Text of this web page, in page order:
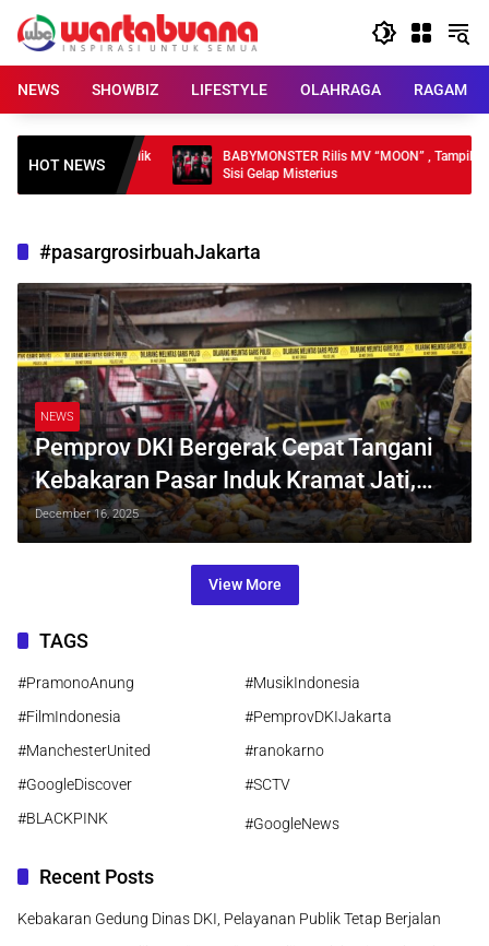
content
NEWS
SHOWBIZ LIFESTYLE OLAHRAGA RAGAM
HOT NEWS
Pelayanan Publik
BABYMONSTER Rilis MV “MOON” , Tampilkan
Sisi Gelap Misterius
#pasargrosirbuahJakarta
NEWS
Pemprov DKI Bergerak Cepat Tangani
Kebakaran Pasar Induk Kramat Jati,
Ratusan Kios Terdampak
December 16, 2025
View More
TAGS
#PramonoAnung
#MusikIndonesia
#FilmIndonesia
#PemprovDKIJakarta
#ManchesterUnited
#ranokarno
#GoogleDiscover
#SCTV
#BLACKPINK
#GoogleNews
Recent Posts
Kebakaran Gedung Dinas DKI, Pelayanan Publik Tetap Berjalan